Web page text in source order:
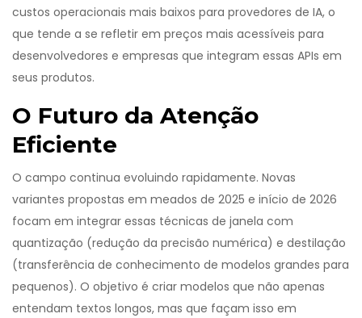
custos operacionais mais baixos para provedores de IA, o
que tende a se refletir em preços mais acessíveis para
desenvolvedores e empresas que integram essas APIs em
seus produtos.
O Futuro da Atenção
Eficiente
O campo continua evoluindo rapidamente. Novas
variantes propostas em meados de 2025 e início de 2026
focam em integrar essas técnicas de janela com
quantização (redução da precisão numérica) e destilação
(transferência de conhecimento de modelos grandes para
pequenos). O objetivo é criar modelos que não apenas
entendam textos longos, mas que façam isso em